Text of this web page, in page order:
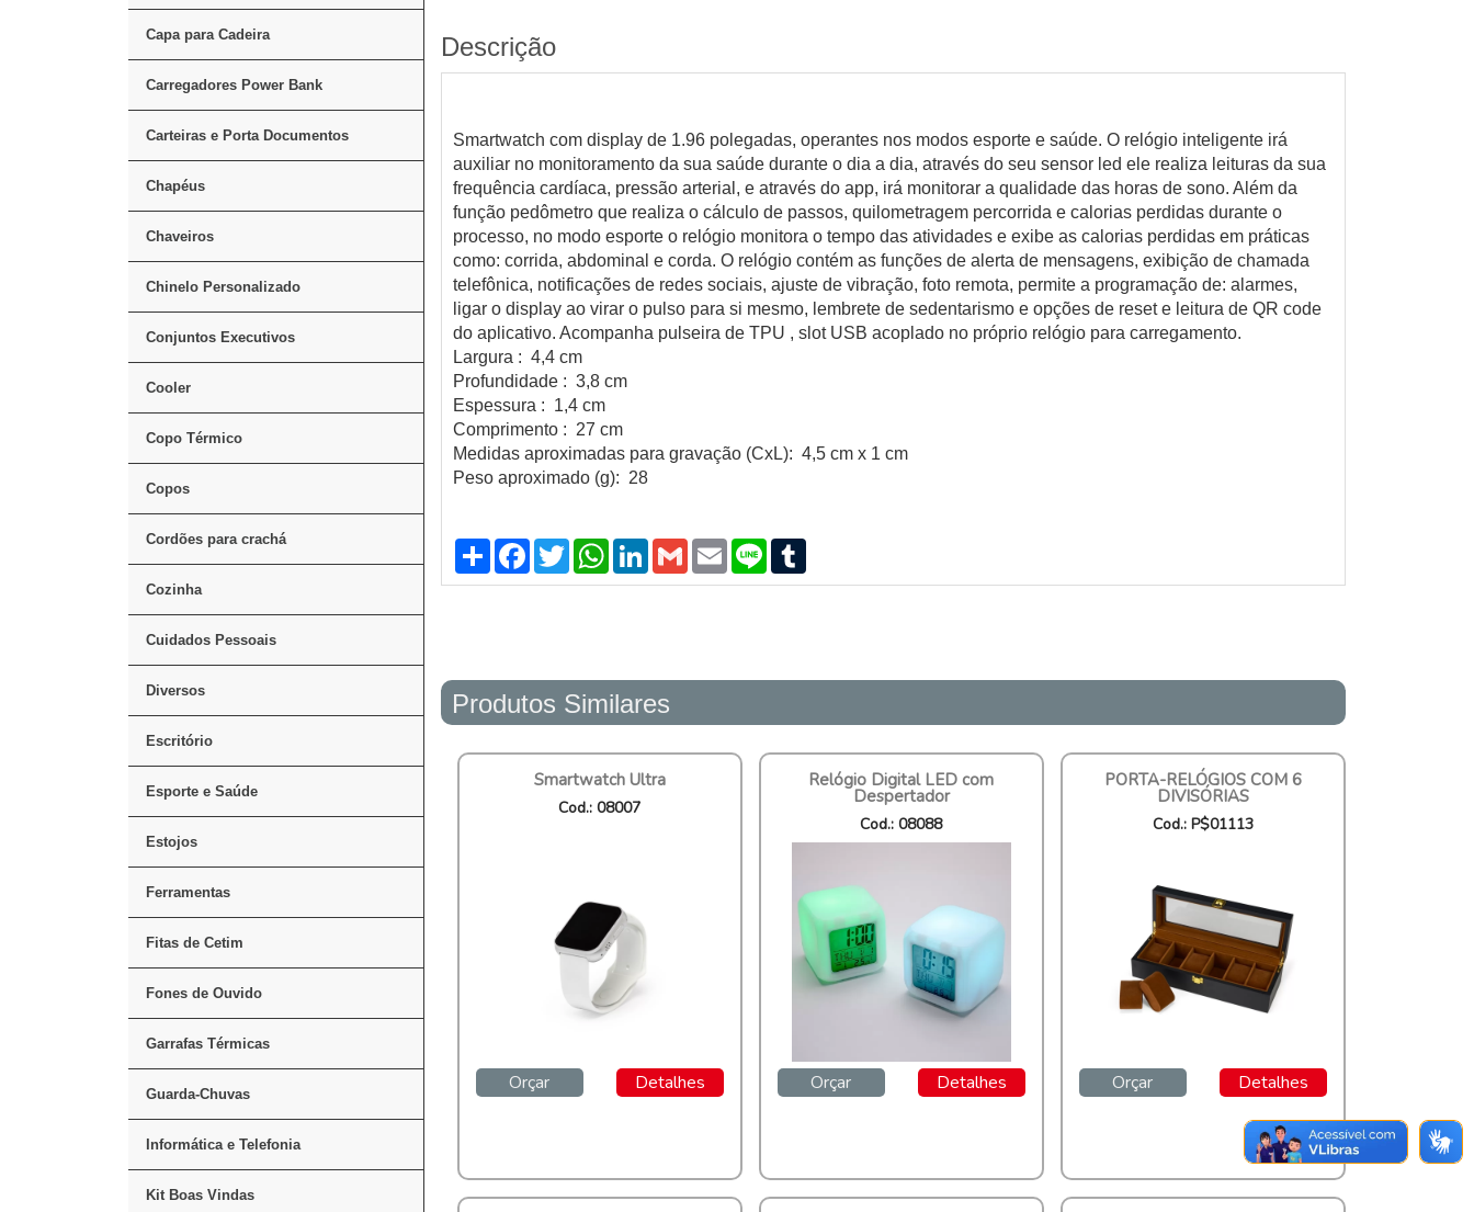
Capa para Cadeira
Carregadores Power Bank
Carteiras e Porta Documentos
Chapéus
Chaveiros
Chinelo Personalizado
Conjuntos Executivos
Cooler
Copo Térmico
Copos
Cordões para crachá
Cozinha
Cuidados Pessoais
Diversos
Escritório
Esporte e Saúde
Estojos
Ferramentas
Fitas de Cetim
Fones de Ouvido
Garrafas Térmicas
Guarda-Chuvas
Informática e Telefonia
Kit Boas Vindas
Descrição
Smartwatch com display de 1.96 polegadas, operantes nos modos esporte e saúde. O relógio inteligente irá
auxiliar no monitoramento da sua saúde durante o dia a dia, através do seu sensor led ele realiza leituras da sua
frequência cardíaca, pressão arterial, e através do app, irá monitorar a qualidade das horas de sono. Além da
função pedômetro que realiza o cálculo de passos, quilometragem percorrida e calorias perdidas durante o
processo, no modo esporte o relógio monitora o tempo das atividades e exibe as calorias perdidas em práticas
como: corrida, abdominal e corda. O relógio contém as funções de alerta de mensagens, exibição de chamada
telefônica, notificações de redes sociais, ajuste de vibração, foto remota, permite a programação de: alarmes,
ligar o display ao virar o pulso para si mesmo, lembrete de sedentarismo e opções de reset e leitura de QR code
do aplicativo. Acompanha pulseira de TPU , slot USB acoplado no próprio relógio para carregamento.
Largura : 4,4 cm
Profundidade : 3,8 cm
Espessura : 1,4 cm
Comprimento : 27 cm
Medidas aproximadas para gravação (CxL): 4,5 cm x 1 cm
Peso aproximado (g): 28
Compartilhar
Facebook
TwitterWhatsApp
LinkedIn
GmailEmailLine
Produtos Similares
Smartwatch Ultra
Cod.: 08007
Orçar Detalhes
Relógio Digital LED com
Despertador
Cod.: 08088
Orçar Detalhes
PORTA-RELÓGIOS COM 6
DIVISÓRIAS
Cod.: P$01113
Orçar Detalhes